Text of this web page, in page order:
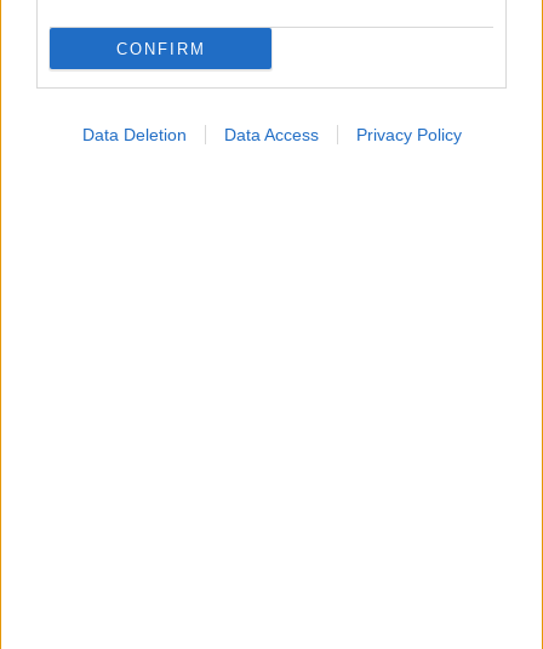
CONFIRM
Data Deletion Data Access Privacy Policy